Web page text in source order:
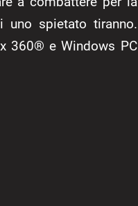
uno spietato tiranno.
360® e Windows PC